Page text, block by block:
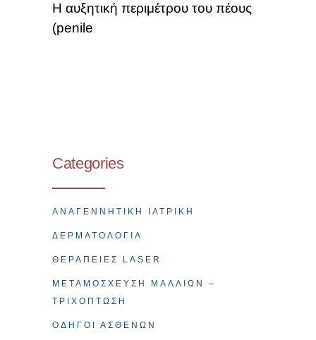
Η αυξητική περιμέτρου του πέους
(penile
Categories
ΑΝΑΓΕΝΝΗΤΙΚΉ ΙΑΤΡΙΚΉ
ΔΕΡΜΑΤΟΛΟΓΊΑ
ΘΕΡΑΠΕΊΕΣ LASER
ΜΕΤΑΜΌΣΧΕΥΣΗ ΜΑΛΛΙΏΝ –
ΤΡΙΧΌΠΤΩΣΗ
ΟΔΗΓΟΊ ΑΣΘΕΝΏΝ